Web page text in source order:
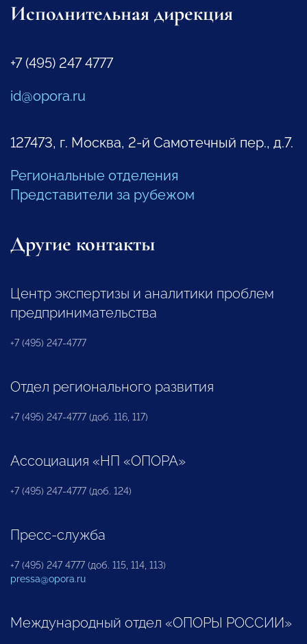
Исполнительная дирекция
+7 (495) 247 4777
id@opora.ru
127473, г. Москва, 2-й Самотечный пер., д.7.
Региональные отделения
Представители за рубежом
Другие контакты
Центр экспертизы и аналитики проблем
предпринимательства
+7 (495) 247-4777
Отдел регионального развития
+7 (495) 247-4777 (доб. 116, 117)
Ассоциация «НП «ОПОРА»
+7 (495) 247-4777 (доб. 124)
Пресс-служба
+7 (495) 247 4777 (доб. 115, 114, 113)
pressa@opora.ru
Международный отдел «ОПОРЫ РОССИИ»